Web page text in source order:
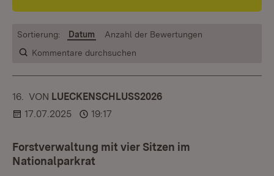
Kommentare durchsuchen
Sortierung: Datum Anzahl der Bewertungen
16. KOMMENTAR
VON :LUECKENSCHLUSS2026
17.07.2025
19:17
Forstverwaltung mit vier Sitzen im
Nationalparkrat